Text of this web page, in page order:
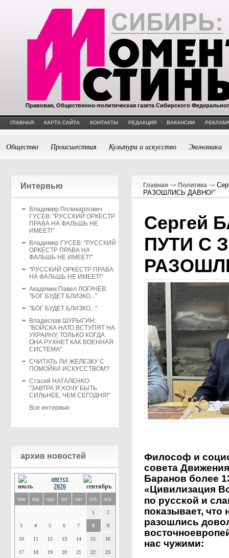
Правовая, Общественно-политическая газета Сибирского
ГЛАВНАЯ КАРТА САЙТА КОНТАКТЫ РЕДАКЦИЯ ВАКАНСИИ
Общество Происшествия Культура и искусство Экономика
Интервью
Владимир Поликарпович
ГУСЕВ: "РУССКИЙ ОРКЕСТР
ПРАВА НА ФАЛЬШЬ НЕ
ИМЕЕТ!"
Владимир ГУСЕВ: "РУССКИЙ
ОРКЕСТР ПРАВА НА
ФАЛЬШЬ НЕ ИМЕЕТ!"
"РУССКИЙ ОРКЕСТР ПРАВА
НА ФАЛЬШЬ НЕ ИМЕЕТ!"
Академик Павел ЛОГАЧЁВ:
"БОГ БУДЕТ БЛИЗКО..."
"БОГ БУДЕТ БЛИЗКО..."
Владислав ШУРЫГИН:
"ВОЙСКА НАТО ВСТУПЯТ НА
УКРАИНУ, ТОЛЬКО КОГДА
ОНА РУХНЕТ КАК ВОЕННАЯ
СИСТЕМА"
СЧИТАТЬ ЛИ ЖЕЛЕЗКУ С
ПОМОЙКИ ИСКУССТВОМ?
Стасий НАТАЛЕНКО:
"ЗАВТРА Я ХОЧУ БЫТЬ
СИЛЬНЕЕ, ЧЕМ СЕГОДНЯ!"
Все интервью
архив новостей
август
2026
пон втр срд чет пят суб вск
1 2
3 4 5 6 7 8 9
10 11 12 13 14 15 16
17 18 19 20 21 22 23
Главная Политика
РАЗОШЛИСЬ ДАВНО!"
Сергей
ПУТИ С
Философ и
совета
Баранов более
«Цивилизация
по русской и
показывает, что
разошлись
нас чужими: